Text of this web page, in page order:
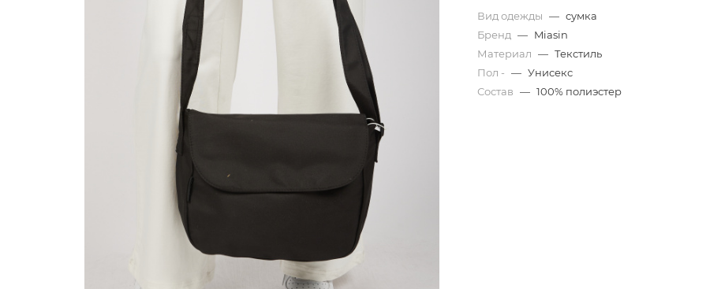
Вид одежды — сумка
Бренд — Miasin
Материал — Текстиль
Пол - — Унисекс
Состав — 100% полиэстер